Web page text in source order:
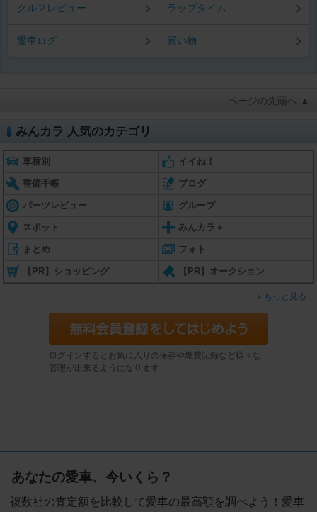
クルマレビュー ラップタイム
愛車ログ 買い物
ページの先頭へ ▲
みんカラ 人気のカテゴリ
車種別 イイね！
整備手帳 ブログ
パーツレビュー グループ
スポット みんカラ＋
まとめ フォト
【PR】ショッピング 【PR】オークション
もっと見る
ログインするとお気に入りの保存や燃費記録など様々な
管理が出来るようになります
あなたの愛車、今いくら？
複数社の査定額を比較して愛車の最高額を調べよう！愛車